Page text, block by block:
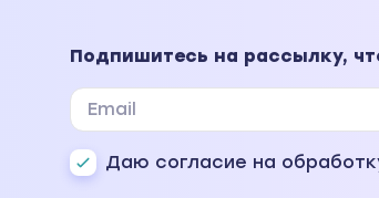
Подпишитесь на рассылку,
Даю согласие на